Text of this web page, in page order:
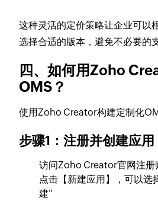
这种灵活的定价策略让企业可以
选择合适的版本，避免不必要的
四、如何用Zoho
OMS？
使用Zoho Creator构建定制化
步骤1：注册并创建应用
访问Zoho Creator官网注册
点击【新建应用】，可以选
建"